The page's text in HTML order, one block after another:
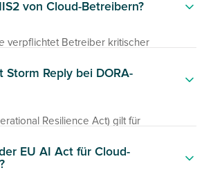
von Cloud-Betreibern?
verpflichtet Betreiber kritischer
Incident-
das konkret:
Monitoring, Verschlüsselung sowie ein
Storm Reply bei DORA-
Resilience Act) gilt für
DORA-konforme AWS-Architekturen mit
EU AI Act für Cloud-